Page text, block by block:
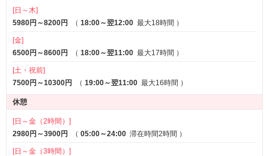
部屋タイプ
3名以上利用可 1名利用可
サービス
ルームサービス
[日～木]
5980円～8200円
（ 18:00～翌12:00 最大18時間 ）
[金]
6500円～8600円
（ 18:00～翌11:00 最大17時間 ）
[土・祝前]
7500円～10300円
（ 19:00～翌11:00 最大16時間 ）
休憩
[日～金（2時間）]
2980円～3900円
（ 05:00～24:00 滞在時間2時間 ）
[日～金（3時間）]